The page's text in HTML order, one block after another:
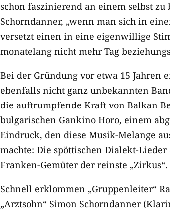
schon faszinierend an einem selbst
Schorndanner, „wenn man sich in
versetzt einen in eine eigenwillige
monatelang nicht mehr Tag
Bei der Gründung vor etwa 15 Jahren
ebenfalls nicht ganz unbekannten
die auftrumpfende Kraft von Balkan
bulgarischen Gankino Horo, einem
Eindruck, den diese Musik-Melange
machte: Die spöttischen Dialekt-
Franken-Gemüter der reinste „Zirkus“.
Schnell erklommen „Gruppenleiter“
„Arztsohn“ Simon Schorndanner